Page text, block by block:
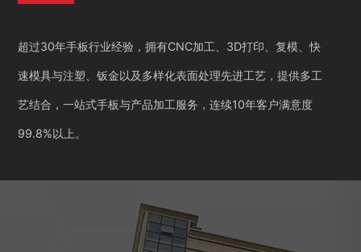
超过30年手板行业经验，拥有CNC加工、3D打印、复模、快
速模具与注塑、钣金以及多样化表面处理先进工艺，提供多工
艺结合，一站式手板与产品加工服务，连续10年客户满意度
99.8%以上。